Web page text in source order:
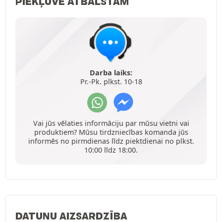
Darba laiks:
Pr.-Pk. plkst. 10-18
Vai jūs vēlaties informāciju par mūsu vietni vai
produktiem? Mūsu tirdzniecības komanda jūs
informēs no pirmdienas līdz piektdienai no plkst.
10:00 līdz 18:00.
DATUNU AIZSARDZĪBA